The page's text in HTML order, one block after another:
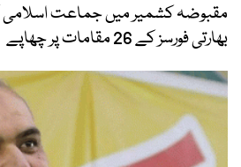
مقبوضہ کشمیر میں جماعت اسلامی
بھارتی فورسز کے 26 مقامات پر چھاپے